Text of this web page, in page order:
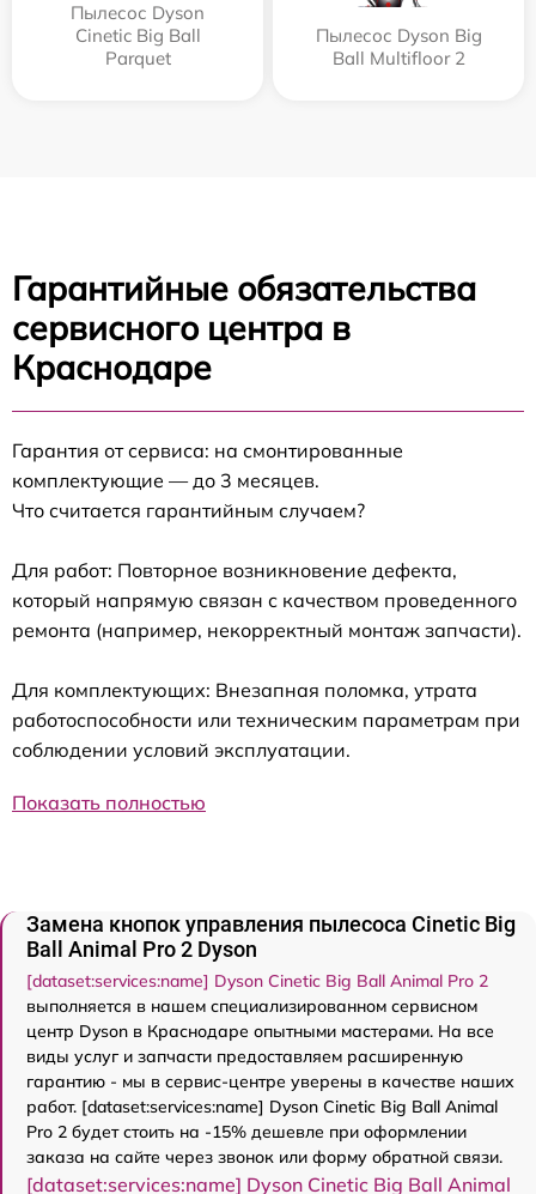
Пылесос Dyson
Cinetic Big Ball
Parquet
Пылесос Dyson Big
Ball Multifloor 2
Гарантийные обязательства
сервисного центра в
Краснодаре
Гарантия от сервиса: на смонтированные
комплектующие — до 3 месяцев.
Что считается гарантийным случаем?
Для работ: Повторное возникновение дефекта,
который напрямую связан с качеством проведенного
ремонта (например, некорректный монтаж запчасти).
Для комплектующих: Внезапная поломка, утрата
работоспособности или техническим параметрам при
соблюдении условий эксплуатации.
Показать полностью
Замена кнопок управления пылесоса Cinetic Big
Ball Animal Pro 2 Dyson
[dataset:services:name] Dyson Cinetic Big Ball Animal Pro 2
выполняется в нашем специализированном сервисном
центр Dyson в Краснодаре опытными мастерами. На все
виды услуг и запчасти предоставляем расширенную
гарантию - мы в сервис-центре уверены в качестве наших
работ. [dataset:services:name] Dyson Cinetic Big Ball Animal
Pro 2 будет стоить на -15% дешевле при оформлении
заказа на сайте через звонок или форму обратной связи.
[dataset:services:name] Dyson Cinetic Big Ball Animal